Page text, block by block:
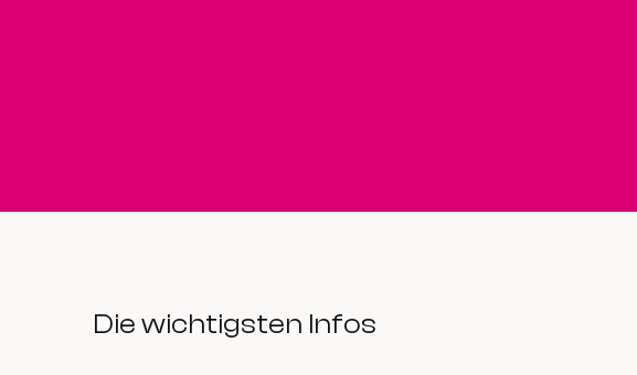
Die wichtigsten Infos